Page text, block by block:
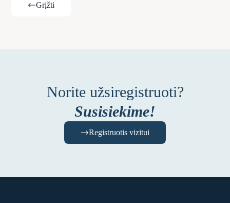
Grįžti
Norite užsiregistruoti?
Susisiekime!
Registruotis vizitui